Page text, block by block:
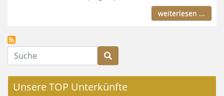
weiterlesen ...
Suche
Unsere TOP Unterkünfte